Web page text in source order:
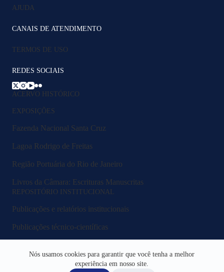
Nós usamos cookies para garantir que você tenha a melhor
experiência em nosso site.
AJUDA
CANAIS DE ATENDIMENTO
TERMOS DE USO
REDES SOCIAIS
ACERVO HISTÓRICO
EXPOSIÇÕES
Fazenda Nacional Santa Cruz
Lagoa Rodrigo de Freitas
Região Portuária do Rio de Janeiro
Livros da Câmara: Escrituras Manuscritas
REPOSITÓRIO INSTITUCIONAL
Publicações e relatórios institucionais
Publicações técnico-científicas
Fluxos e procedimentos